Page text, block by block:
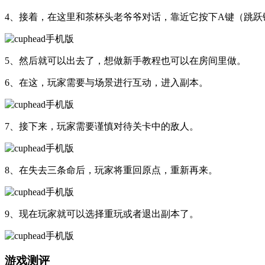
4、接着，在这里和茶杯头老爷爷对话，靠近它按下A键（跳跃
5、然后就可以出去了，想做新手教程也可以在房间里做。
6、在这，玩家需要与场景进行互动，进入副本。
7、接下来，玩家需要谨慎对待关卡中的敌人。
8、在失去三条命后，玩家将重回原点，重新再来。
9、现在玩家就可以选择重玩或者退出副本了。
游戏测评